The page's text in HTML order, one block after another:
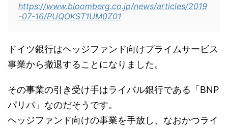
https://www.bloomberg.co.jp/news/articles/2019
-07-16/PUQOKST1UM0Z01
ドイツ銀行はヘッジファンド向けプライムサービス
事業から撤退することになりました。
その事業の引き受け手はライバル銀行である「BNP
パリパ」なのだそうです。
ヘッジファンド向けの事業を手放し、なおかつライ